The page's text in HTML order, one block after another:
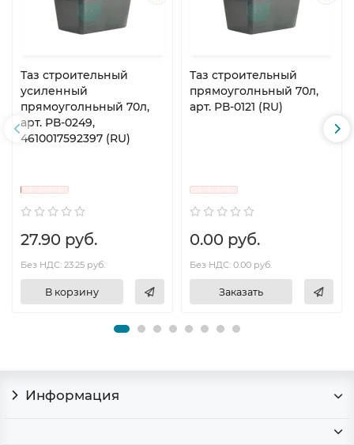
Таз строительный
усиленный
прямоуголньный 70л,
арт. РВ-0249,
4610017592397 (RU)
27.90 руб.
Без НДС: 23.25 руб.
В корзину
Таз строительный
прямоуголньный 70л,
арт. РВ-0121 (RU)
0.00 руб.
Без НДС: 0.00 руб.
Заказать
Информация